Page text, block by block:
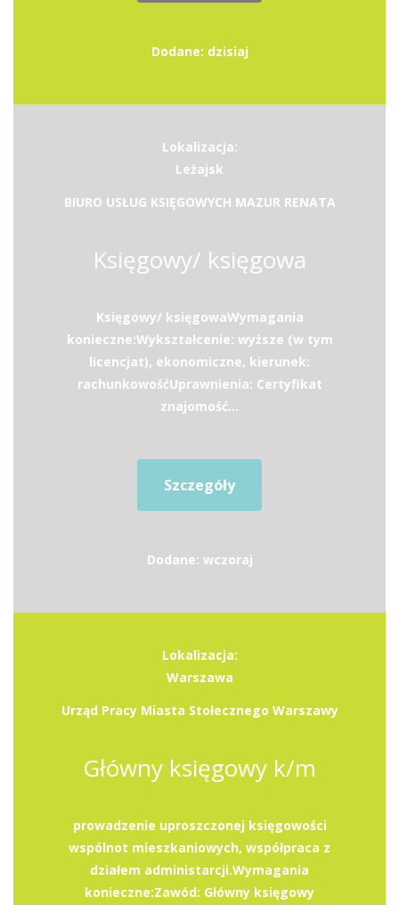
Dodane: dzisiaj
Lokalizacja:
Leżajsk
BIURO USŁUG KSIĘGOWYCH MAZUR RENATA
Księgowy/ księgowa
Księgowy/ księgowaWymagania
konieczne:Wykształcenie: wyższe (w tym
licencjat), ekonomiczne, kierunek:
rachunkowośćUprawnienia: Certyfikat
znajomość...
Szczegóły
Dodane: wczoraj
Lokalizacja:
Warszawa
Urząd Pracy Miasta Stołecznego Warszawy
Główny księgowy k/m
prowadzenie uproszczonej księgowości
wspólnot mieszkaniowych, współpraca z
działem administarcji.Wymagania
konieczne:Zawód: Główny księgowy